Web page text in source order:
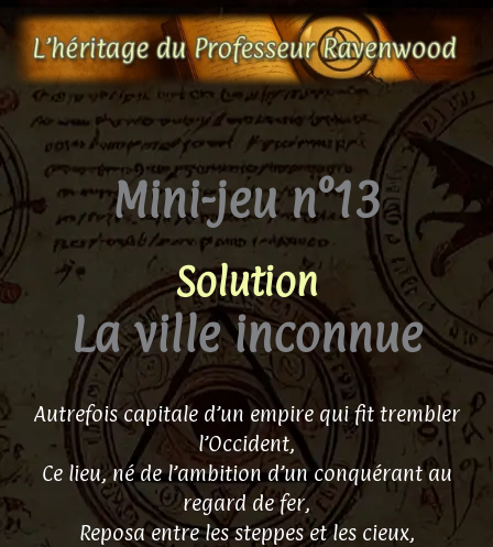
Aller
contenu
Mini-jeu n°13
Solution
La ville inconnue
Autrefois capitale d’un empire qui fit trembler
l’Occident,
Ce lieu, né de l’ambition d’un conquérant au
regard de fer,
Reposa entre les steppes et les cieux,